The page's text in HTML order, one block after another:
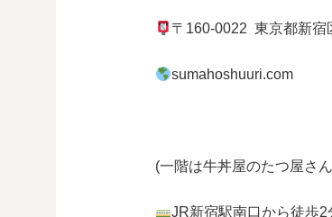
〒 160-0022 東京都新宿
sumahoshuuri.com
(一階は牛丼屋のたつ屋さん
JR新宿駅南口から徒歩2